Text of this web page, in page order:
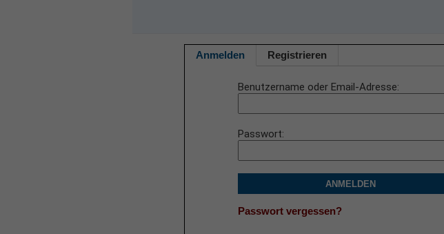
Anmelden Registrieren
Benutzername oder Email-Adresse
Passwort
ANMELDEN
Passwort vergessen?